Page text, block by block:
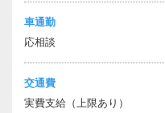
車通勤
応相談
交通費
実費支給（上限あり）